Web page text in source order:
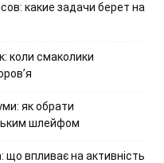
какие задачи берет на
коли смаколики
як обрати
шлейфом
що впливає на активність